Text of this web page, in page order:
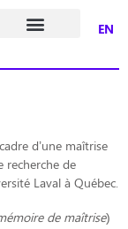
EN
d’une maîtrise
recherche de
Laval à Québec.
de maîtrise)